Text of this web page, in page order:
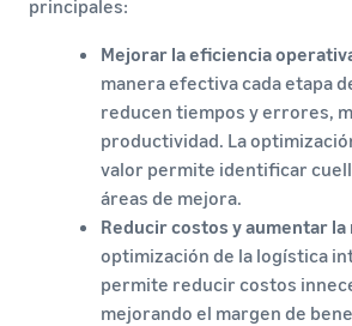
principales:
Mejorar la eficiencia
manera efectiva cada etapa
reducen tiempos y errores,
productividad. La
valor permite identificar
áreas de mejora.
Reducir costos y aumentar
optimización de la logística
permite reducir costos
mejorando el margen de